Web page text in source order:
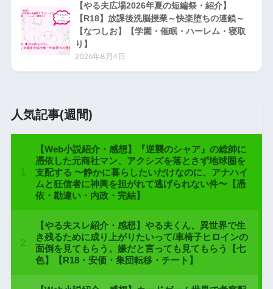
【やる夫広場2026年夏の短編祭・紹介】
【R18】放課後洗脳授業～快楽堕ちの連鎖～
【なつしお】【学園・催眠・ハーレム・寝取
り】
2026年8月4日
人気記事(週間)